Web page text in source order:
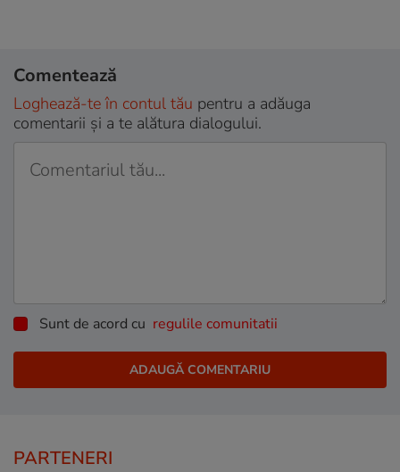
Comentează
Loghează-te în contul tău pentru a adăuga
comentarii și a te alătura dialogului.
Sunt de acord cu regulile comunitatii
PARTENERI